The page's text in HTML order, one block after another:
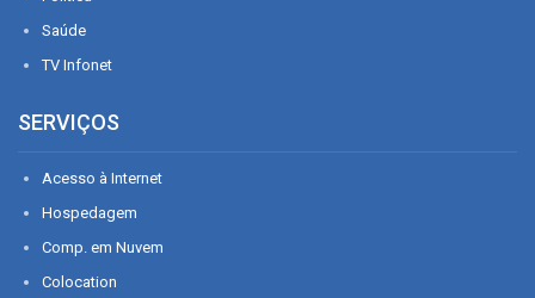
Saúde
TV Infonet
SERVIÇOS
Acesso à Internet
Hospedagem
Comp. em Nuvem
Colocation